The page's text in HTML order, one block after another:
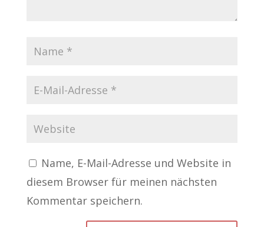
Name, E-Mail-Adresse und Website in
diesem Browser für meinen nächsten
Kommentar speichern.